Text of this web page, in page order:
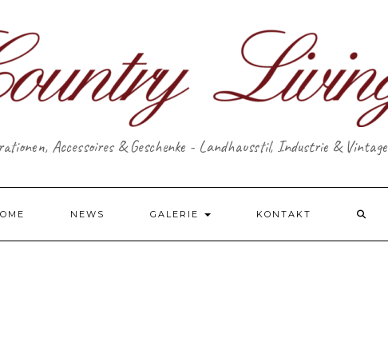
Accessoires & Geschenke - Landhausstil, Industrie & Vintage
NEWS GALERIE KONTAKT